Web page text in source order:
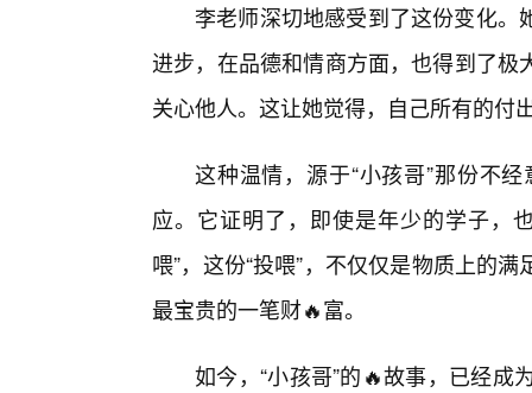
李老师深切地感受到了这份变化。
进步，在品德和情商方面，也得到了
关心他人。这让她觉得，自己所有的付
这种温情，源于“小孩哥”那份不
应。它证明了，即使是年少的学子，
喂”，这份“投喂”，不仅仅是物质上的
最宝贵的一笔财🔥富。
如今，“小孩哥”的🔥故事，已经